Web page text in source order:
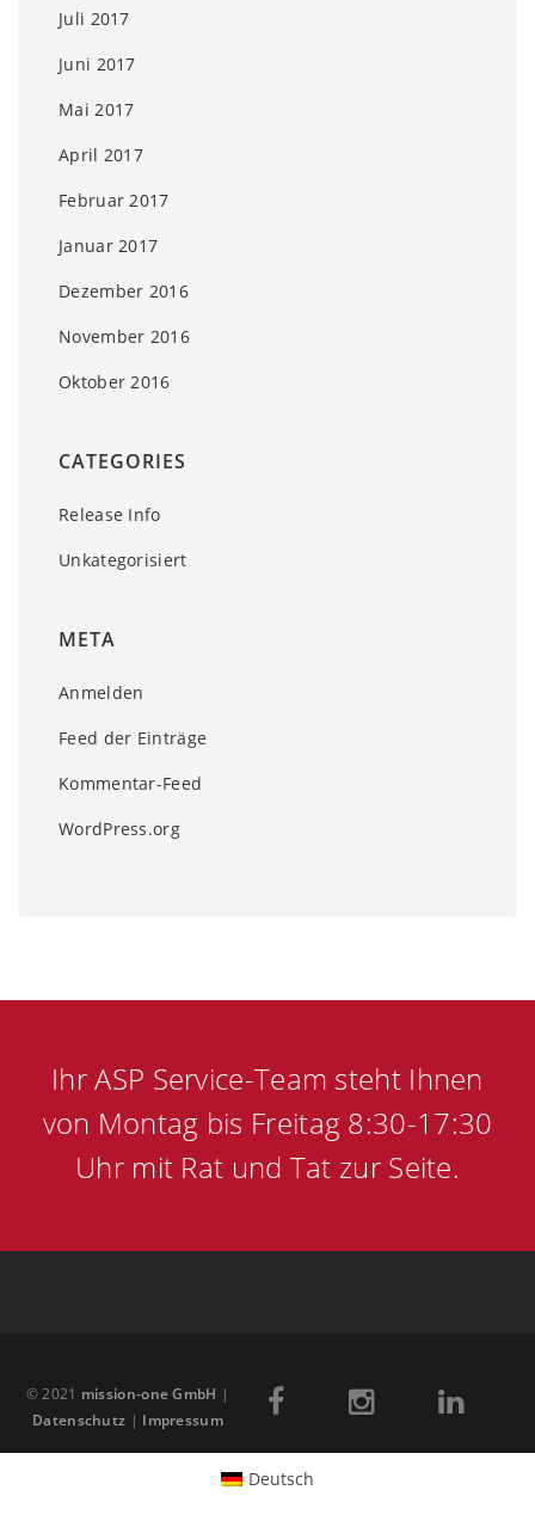
Juli 2017
Juni 2017
Mai 2017
April 2017
Februar 2017
Januar 2017
Dezember 2016
November 2016
Oktober 2016
CATEGORIES
Release Info
Unkategorisiert
META
Anmelden
Feed der Einträge
Kommentar-Feed
WordPress.org
Ihr ASP Service-Team steht Ihnen
von Montag bis Freitag 8:30-17:30
Uhr mit Rat und Tat zur Seite.
© 2021 mission-one GmbH |
Datenschutz | Impressum
Deutsch